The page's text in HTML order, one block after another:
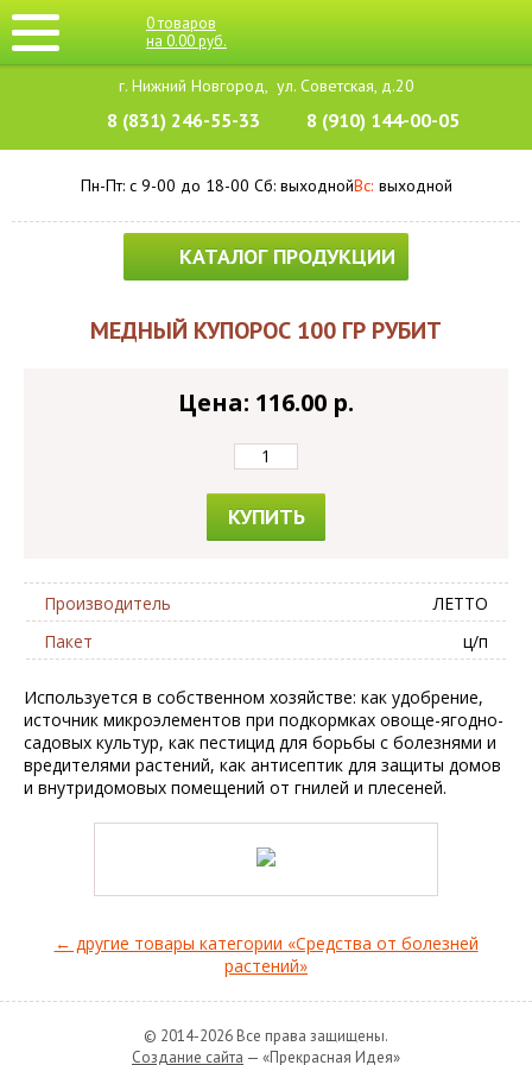
0товаров
на 0.00руб.
г. Нижний Новгород, ул. Советская, д.20
8 (831) 246-55-33 8 (910) 144-00-05
Пн-Пт: с 9-00 до 18-00 Cб: выходнойВс: выходной
КАТАЛОГ ПРОДУКЦИИ
МЕДНЫЙ КУПОРОС 100 ГР РУБИТ
Цена: 116.00 p.
КУПИТЬ
Производитель
ЛЕТТО
Пакет
ц/п
Используется в собственном хозяйстве: как удобрение,
источник микроэлементов при подкормках овоще-ягодно-
садовых культур, как пестицид для борьбы с болезнями и
вредителями растений, как антисептик для защиты домов
и внутридомовых помещений от гнилей и плесеней.
← другие товары категории «Средства от болезней
растений»
© 2014-2026 Все права защищены.
Создание сайта — «Прекрасная Идея»